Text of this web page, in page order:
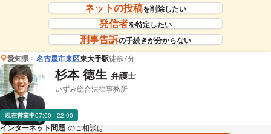
ネットの投稿を削除したい
発信者を特定したい
刑事告訴の手続きが分からない
愛知県
名古屋市東区東大手駅徒歩7分
杉本 徳生 弁護士
いずみ総合法律事務所
現在営業中07:00 - 22:00
インターネット問題 のご相談は